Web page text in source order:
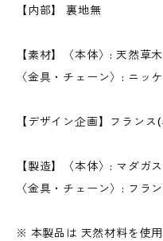
【内部】 裏地無
【素材】〈本体〉: 天然草
〈金具・チェーン〉: ニッ
【デザイン企画】フランス(
【製造】〈本体〉: マダガ
〈金具・チェーン〉: フラ
※ 本製品は 天然材料を使